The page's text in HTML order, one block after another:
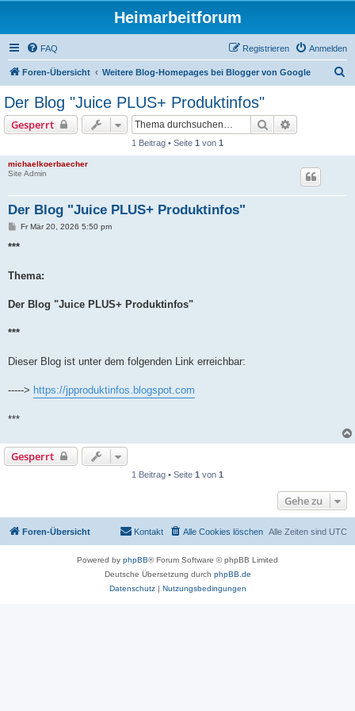
Heimarbeitforum
FAQ Anmelden
Registrieren
Foren-Übersicht Weitere Blog-Homepages bei Blogger von Google
Der Blog "Juice PLUS+ Produktinfos"
Gesperrt Suche
1 Beitrag • Seite 1 von 1
michaelkoerbaecher
Site Admin
Der Blog "Juice PLUS+ Produktinfos"
B
i
a
Fr Mär 20, 2026 5:50 pm
***
Thema:
Der Blog "Juice PLUS+ Produktinfos"
***
Dieser Blog ist unter dem folgenden Link erreichbar:
-----> https://jpproduktinfos.blogspot.com
***
Gesperrt
1 Beitrag • Seite 1 von 1
Gehe zu
Foren-Übersicht Alle Zeiten sind UTC
Alle Cookies löschen
Kontakt
Powered by phpBB® Forum Software © phpBB Limited
Deutsche Übersetzung durch phpBB.de
Datenschutz| Nutzungsbedingungen